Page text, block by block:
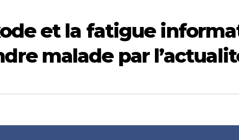
et la fatigue
malade par